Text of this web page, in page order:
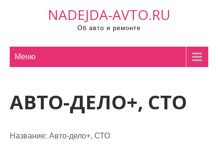
NADEJDA-AVTO.RU
Об авто и ремонте
Меню
АВТО-ДЕЛО+, СТО
Название: Авто-дело+, СТО